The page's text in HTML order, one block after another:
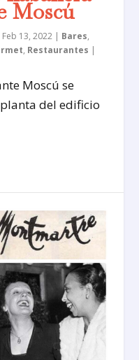
Moscú
Feb 13, 2022 | Bares,
, Restaurantes |
Moscú se
del edificio